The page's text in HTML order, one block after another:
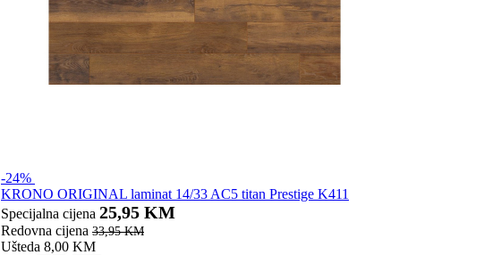
-24%
KRONO ORIGINAL laminat 14/33 AC5 titan Prestige K411
Specijalna cijena 25,95 KM
Redovna cijena 33,95 KM
Ušteda 8,00 KM